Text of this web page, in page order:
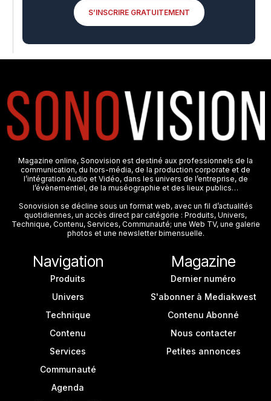
S’INSCRIRE GRATUITEMENT
Magazine online, Sonovision est destiné aux professionnels de la
communication, du hors-média, de la production corporate et de
l’intégration Audio et Vidéo, dans les univers de l’entreprise, de
l’évènementiel, de la muséographie et des lieux publics…
Sonovision se décline sous un format web, avec un fil d’actualités
quotidiennes, un accès direct par catégorie : Produits, Univers,
Technique, Contenu, Services, Communauté; une Web TV, une galerie
photos et une newsletter bimensuelle.
Navigation
Produits
Univers
Technique
Contenu
Services
Communauté
Agenda
Magazine
Dernier numéro
S'abonner à Mediakwest
Contenu Abonné
Nous contacter
Petites annonces